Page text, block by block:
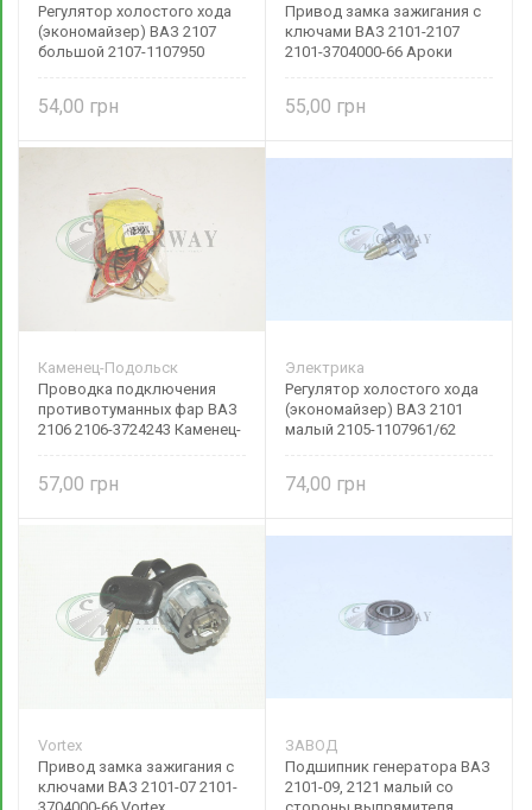
Регулятор холостого хода
(экономайзер) ВАЗ 2107
большой 2107-1107950
54,00
Привод замка зажигания с
ключами ВАЗ 2101-2107
2101-3704000-66 Ароки
55,00
Каменец-Подольск
Проводка подключения
противотуманных фар ВАЗ
2106 2106-3724243 Каменец-
57,00
Электрика
Регулятор холостого хода
(экономайзер) ВАЗ 2101
малый 2105-1107961/62
74,00
Vortex
Привод замка зажигания с
ключами ВАЗ 2101-07 2101-
ЗАВОД
Подшипник генератора ВАЗ
2101-09, 2121 малый со